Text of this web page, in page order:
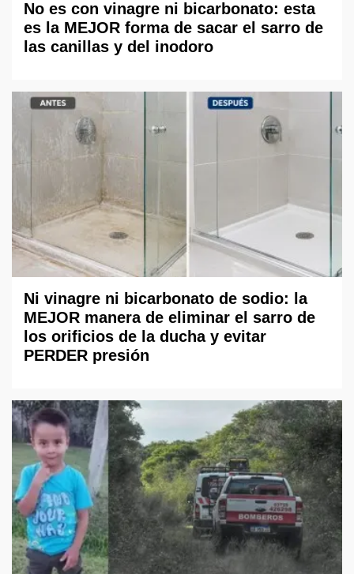
No es con vinagre ni bicarbonato: esta
es la MEJOR forma de sacar el sarro de
las canillas y del inodoro
Ni vinagre ni bicarbonato de sodio: la
MEJOR manera de eliminar el sarro de
los orificios de la ducha y evitar
PERDER presión